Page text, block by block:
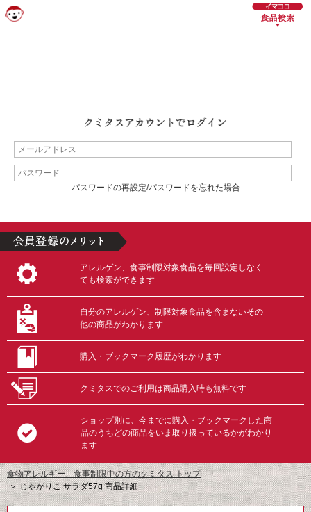
パスワードの再設定/パスワードを忘れた場合
アレルゲン、食事制限対象食品を毎回設定しなく
ても検索ができます
自分のアレルゲン、制限対象食品を含まないその
他の商品がわかります
購入・ブックマーク履歴がわかります
クミタスでのご利用は商品購入時も無料です
ショップ別に、今までに購入・ブックマークした商
品のうちどの商品をいま取り扱っているかがわかり
ます
食物アレルギー、食事制限中の方のクミタス トップ
＞じゃがりこ サラダ57g 商品詳細